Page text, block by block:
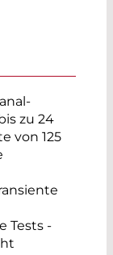
zu 24
von 125
Tests -